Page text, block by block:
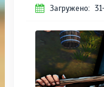
Загружено: